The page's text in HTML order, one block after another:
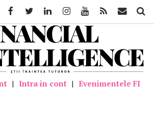
| Intra in cont | Evenimentele FI
FacebookTwitter LinkedinInstagramYoutube Feed Mail